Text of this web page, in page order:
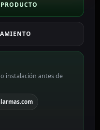
instalación antes de